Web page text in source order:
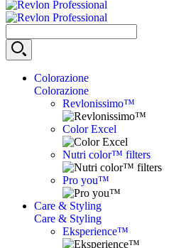
Colorazione
Colorazione
Revlonissimo™
Color Excel
Nutri color™ filters
Pro you™
Care & Styling
Care & Styling
Eksperience™